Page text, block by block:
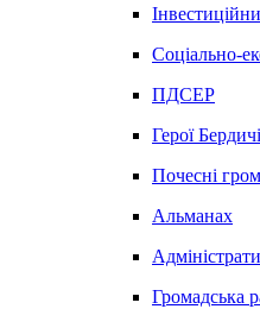
Соціально-
ПДСЕР
Герої
Почесні
Альманах
Громадська